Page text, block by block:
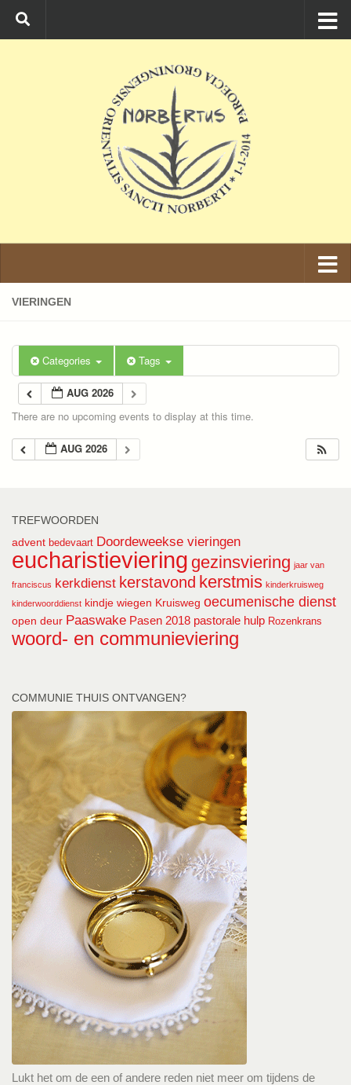
Ga naar de inhoud
VIERINGEN
Categories Tags
AUG 2026
There are no upcoming events to display at this time.
AUG 2026
TREFWOORDEN
advent bedevaart Doordeweekse vieringen
eucharistieviering gezinsviering jaar van
franciscus kerkdienst kerstavond kerstmis kinderkruisweg
kinderwoorddienst kindje wiegen Kruisweg oecumenische dienst
open deur Paaswake Pasen 2018 pastorale hulp Rozenkrans
woord- en communieviering
COMMUNIE THUIS ONTVANGEN?
Lukt het om de een of andere reden niet meer om tijdens de